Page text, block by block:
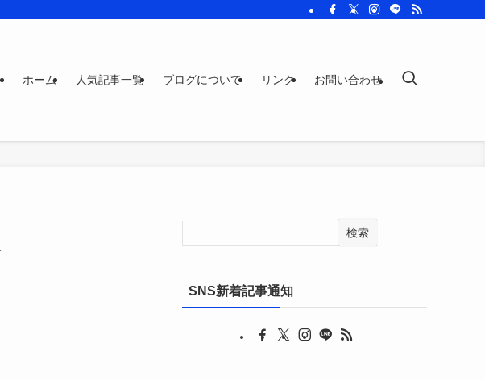
ホーム 人気記事一覧 ブログについて リンク お問い合わせ
検索
SNS新着記事通知